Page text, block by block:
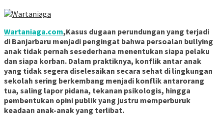
Wartaniaga.com,Kasus dugaan perundungan yang terjadi
di Banjarbaru menjadi pengingat bahwa persoalan bullying
anak tidak pernah sesederhana menentukan siapa pelaku
dan siapa korban. Dalam praktiknya, konflik antar anak
yang tidak segera diselesaikan secara sehat di lingkungan
sekolah sering berkembang menjadi konflik antarorang
tua, saling lapor pidana, tekanan psikologis, hingga
pembentukan opini publik yang justru memperburuk
keadaan anak-anak yang terlibat.